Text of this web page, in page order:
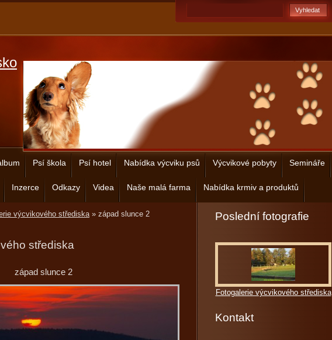
Psí škola Psí hotel Nabídka výcviku psů Výcvikové pobyty Semináře
Inzerce Odkazy Videa Naše malá farma Nabídka krmiv a produktů
výcvikového střediska» západ slunce 2
střediska
západ slunce 2
Poslední fotografie
Fotogalerie výcvikového střediska
Kontakt